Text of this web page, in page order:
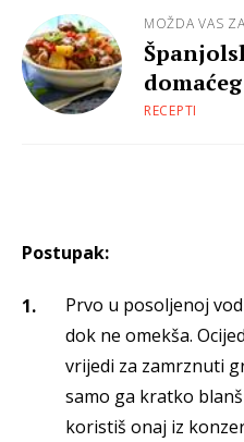
MOŽDA VAS
RECEPTI
Postupak:
Prvo u posoljenoj
dok ne omekša.
vrijedi za zamrznuti
samo ga kratko
koristiš onaj iz